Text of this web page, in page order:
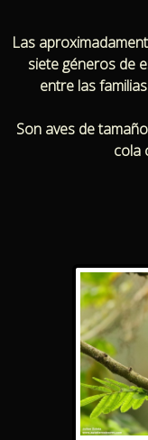
Las
siete géneros de
entre las
Son aves de
cola